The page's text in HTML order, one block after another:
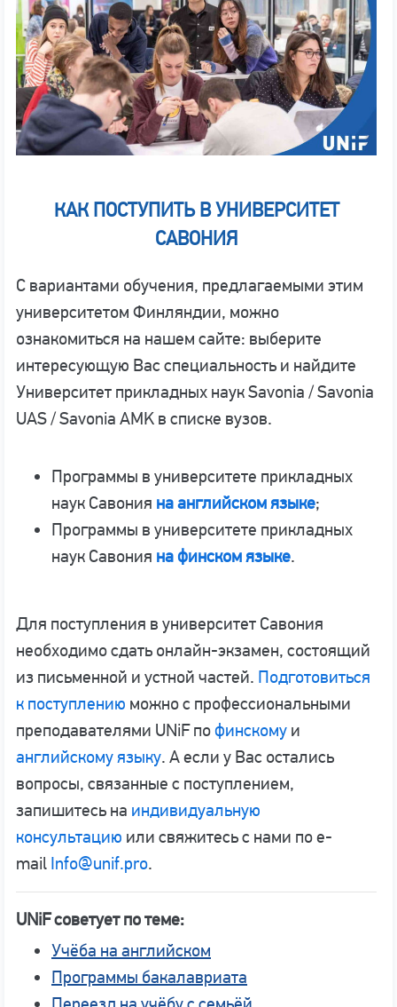
КАК ПОСТУПИТЬ В УНИВЕРСИТЕТ
САВОНИЯ
С вариантами обучения, предлагаемыми этим
университетом Финляндии, можно
ознакомиться на нашем сайте: выберите
интересующую Вас специальность и найдите
Университет прикладных наук Savonia / Savonia
UAS / Savonia AMK в списке вузов.
Программы в университете прикладных
наук Савония на английском языке;
Программы в университете прикладных
наук Савония на финском языке.
Для поступления в университет Савония
необходимо сдать онлайн-экзамен, состоящий
из письменной и устной частей. Подготовиться
к поступлению можно с профессиональными
преподавателями UNiF пофинскому и
английскому языку. А если у Вас остались
вопросы, связанные с поступлением,
запишитесь на индивидуальную
консультацию или свяжитесь с нами по e-
mail Info@unif.pro.
UNiF советует по теме:
Учёба на английском
Программы бакалавриата